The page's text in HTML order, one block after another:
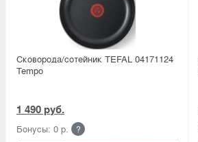
Сковорода/сотейник TEFAL 04171124
Tempo
1 490 руб.
Бонусы: 0 р. ?